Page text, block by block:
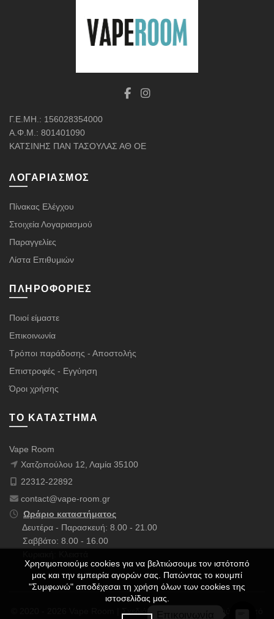
Γ.Ε.ΜΗ.: 156028354000
Α.Φ.Μ.: 801401090
ΚΑΤΣΙΝΗΣ ΠΑΝ ΤΑΣΟΥΛΑΣ ΑΘ ΟΕ
ΛΟΓΑΡΙΑΣΜΌΣ
Πίνακας Ελέγχου
Στοιχεία Λογαριασμού
Παραγγελίες
Λίστα Επιθυμιών
ΠΛΗΡΟΦΟΡΊΕΣ
Ποιοί είμαστε
Επικοινωνία
Τρόποι παράδοσης - Αποστολής
Επιστροφές - Εγγύηση
Όροι χρήσης
ΤΟ ΚΑΤΆΣΤΗΜΑ
Vape Room
Χατζοπούλου 12, Λαμία 35100
22312-22892
contact@vape-room.gr
Ωράριο καταστήματος
Δευτέρα - Παρασκευή: 8.00 - 21.00
Σαββάτο: 8.00 - 16.00
© 2020 - 2026 Vape Room | Σχεδιάστηκε με ❤️ & Πολλούς ☕ από
Χρησιμοποιούμε cookies για να βελτιώσουμε τον ιστότοπό
μας και την εμπειρία αγορών σας. Πατώντας το κουμπί
"Συμφωνώ" αποδέχεσαι τη χρήση όλων των cookies της
ιστοσελίδας μας.